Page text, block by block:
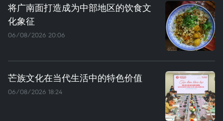
将广南面打造成为中部地区的饮食文
化象征
06/08/2026 20:06
芒族文化在当代生活中的特色价值
06/08/2026 18:24